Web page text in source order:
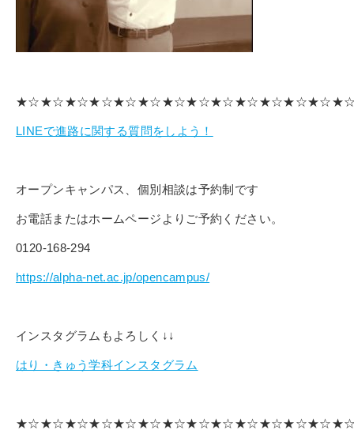
TEL：042-729-1026 (平日8時30分〜17時30分)
LINEで進路に関する質問をしよう！
オープンキャンパス、個別相談は予約制です
お電話またはホームページよりご予約ください。
0120-168-294
https://alpha-net.ac.jp/opencampus/
インスタグラムもよろしく↓↓
はり・きゅう学科インスタグラム